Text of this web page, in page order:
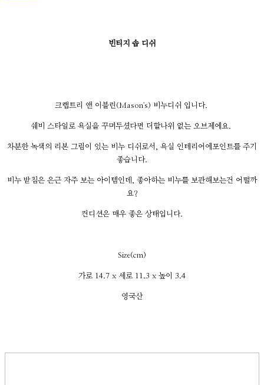
빈티지 솝 디쉬
크랩트리 앤 이블린(Mason's) 비누디쉬 입니다.
쉐비 스타일로 욕실을 꾸며두셨다면 더할나위 없는 오브제에요.
차분한 녹색의 리본 그림이 있는 비누 디쉬로서, 욕실 인테리어에포인트를 주기
좋습니다.
비누 받침은 은근 자주 보는 아이템인데, 좋아하는 비누를 보관해보는건 어떨까
요?
컨디션은 매우 좋은 상태입니다.
Size(cm)
가로 14.7 x 세로 11.3 x 높이 3.4
영국산